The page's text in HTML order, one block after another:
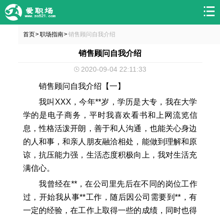
首页>职场指南>销售顾问自我介绍
销售顾问自我介绍
2020-09-04 22:11:33
销售顾问自我介绍【一】
我叫XXX，今年**岁，学历是大专，我在大学
学的是电子商务，平时我喜欢看书和上网流览信
息，性格活泼开朗，善于和人沟通，也能关心身边
的人和事，和亲人朋友融洽相处，能做到理解和原
谅，抗压能力强，生活态度积极向上，我对生活充
满信心。
我曾经在**，在公司里先后在不同的岗位工作
过，开始我从事**工作，随后因公司需要到**，有
一定的经验，在工作上取得一些的成绩，同时也得